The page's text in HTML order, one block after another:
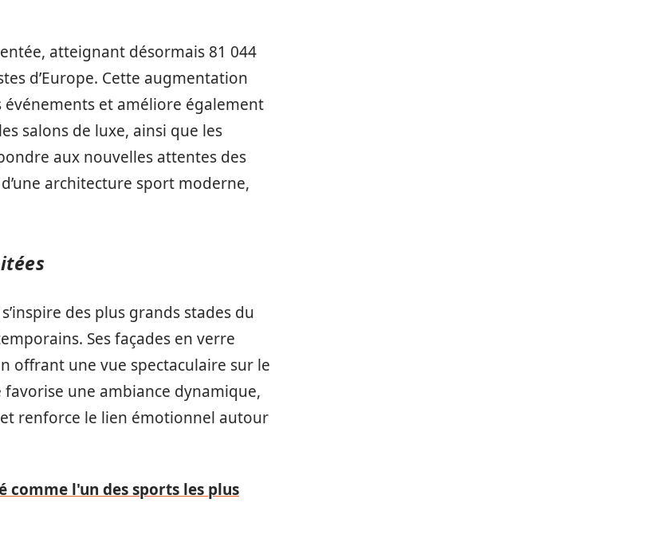
atteignant désormais 81 044
d’Europe. Cette augmentation
événements et améliore également
salons de luxe, ainsi que les
aux nouvelles attentes des
architecture sport moderne,
s’inspire des plus grands stades du
Ses façades en verre
offrant une vue spectaculaire sur le
favorise une ambiance dynamique,
renforce le lien émotionnel autour
comme l'un des sports les plus